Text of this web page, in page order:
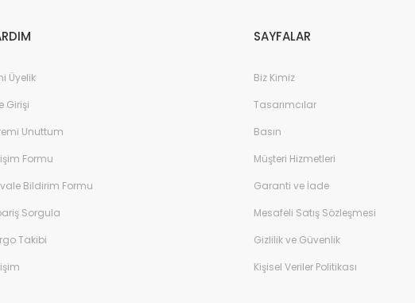
Üyelik
Girişi
Unuttum
Formu
Bildirim Formu
Sorgula
Takibi
SAYFALAR
Biz Kimiz
Tasarımcılar
Basın
Müşteri Hizmetleri
Garanti ve İade
Mesafeli Satış Sözleşmesi
Gizlilik ve Güvenlik
Kişisel Veriler Politikası